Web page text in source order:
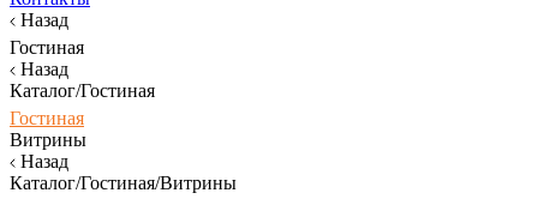
Назад
Гостиная
Назад
Каталог/Гостиная
Гостиная
Витрины
Назад
Каталог/Гостиная/Витрины